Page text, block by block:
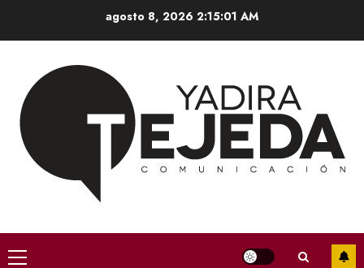
agosto 8, 2026 2:15:02 AM
Menú